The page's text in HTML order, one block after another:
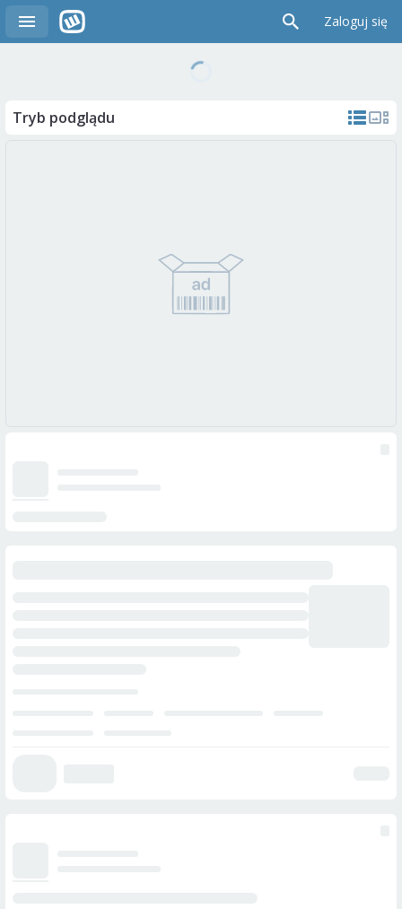
Zaloguj się
Tryb podglądu